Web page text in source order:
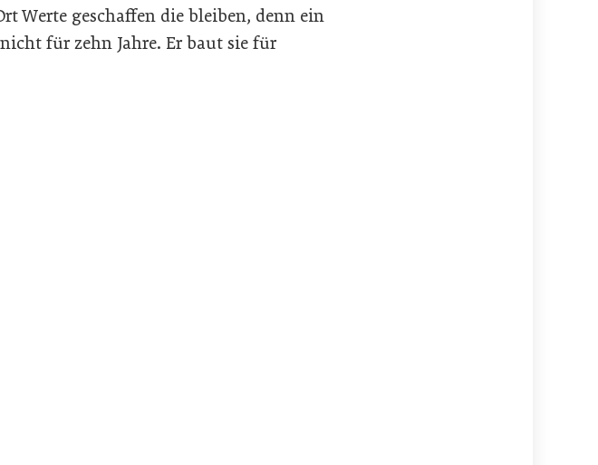
Werte geschaffen die bleiben, denn ein
für zehn Jahre. Er baut sie für